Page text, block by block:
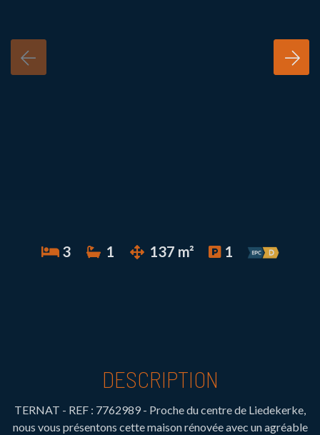
3 1 137 m² 1
DESCRIPTION
TERNAT - REF : 7762989 - Proche du centre de Liedekerke,
nous vous présentons cette maison rénovée avec un agréable